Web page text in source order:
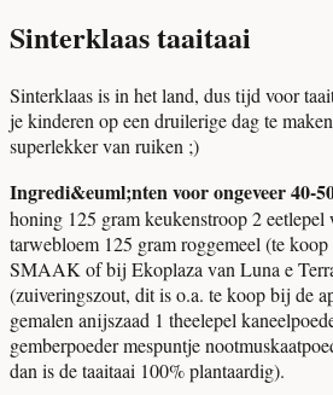
Sinterklaas taaitaai
Sinterklaas is in het land, dus tijd voor
je kinderen op een druilerige dag te
superlekker van ruiken ;)
Ingredi&euml;nten voor ongeveer 40-
honing 125 gram keukenstroop 2 eetlepel
tarwebloem 125 gram roggemeel (te
SMAAK of bij Ekoplaza van Luna e
(zuiveringszout, dit is o.a. te koop bij de
gemalen anijszaad 1 theelepel
gemberpoeder mespuntje
dan is de taaitaai 100% plantaardig).